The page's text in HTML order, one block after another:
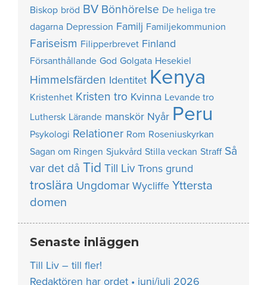
Biskop bröd BV Bönhörelse De heliga tre
dagarna Depression Familj Familjekommunion
Fariseism Filipperbrevet Finland
Försanthållande God Golgata Hesekiel
Himmelsfärden Identitet Kenya
Kristenhet Kristen tro Kvinna Levande tro
Luthersk Lärande manskör Nyår Peru
Psykologi Relationer Rom Roseniuskyrkan
Sagan om Ringen Sjukvård Stilla veckan Straff Så
var det då Tid Till Liv Trons grund
troslära Ungdomar Wycliffe Yttersta
domen
Senaste inläggen
Till Liv – till fler!
Redaktören har ordet • juni/juli 2026